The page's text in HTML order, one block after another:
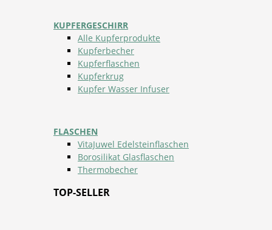
KUPFERGESCHIRR
Alle Kupferprodukte
Kupferbecher
Kupferflaschen
Kupferkrug
Kupfer Wasser Infuser
FLASCHEN
VitaJuwel Edelsteinflaschen
Borosilikat Glasflaschen
Thermobecher
TOP-SELLER